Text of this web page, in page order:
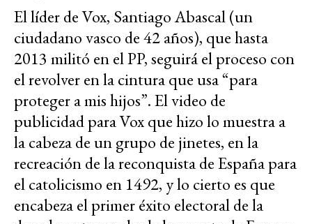
El líder de Vox, Santiago Abascal (un
ciudadano vasco de 42 años), que hasta
2013 militó en el PP, seguirá el proceso con
el revolver en la cintura que usa “para
proteger a mis hijos”. El video de
publicidad para Vox que hizo lo muestra a
la cabeza de un grupo de jinetes, en la
recreación de la reconquista de España para
el catolicismo en 1492, y lo cierto es que
encabeza el primer éxito electoral de la